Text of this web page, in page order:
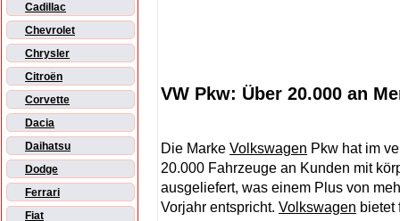
Cadillac
Chevrolet
Chrysler
Citroën
Corvette
Dacia
Daihatsu
Dodge
Ferrari
Fiat
VW Pkw: Über 20.000 an
Die Marke Volkswagen Pkw hat im
20.000 Fahrzeuge an Kunden mit
ausgeliefert, was einem Plus von
Vorjahr entspricht. Volkswagen bietet